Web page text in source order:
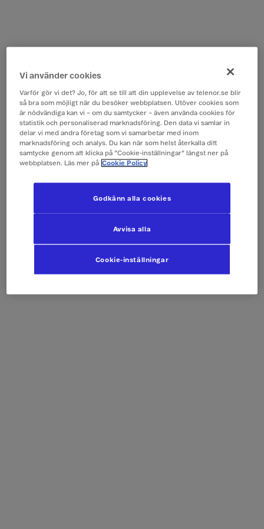
Vi använder cookies
Varför gör vi det? Jo, för att se till att din upplevelse av telenor.se blir
så bra som möjligt när du besöker webbplatsen. Utöver cookies som
är nödvändiga kan vi – om du samtycker – även använda cookies för
statistik och personaliserad marknadsföring. Den data vi samlar in
delar vi med andra företag som vi samarbetar med inom
marknadsföring och analys. Du kan när som helst återkalla ditt
samtycke genom att klicka på ”Cookie-inställningar” längst ner på
webbplatsen. Läs mer på Cookie Policy
Cookie-inställningar
Avvisa alla
Godkänn alla cookies